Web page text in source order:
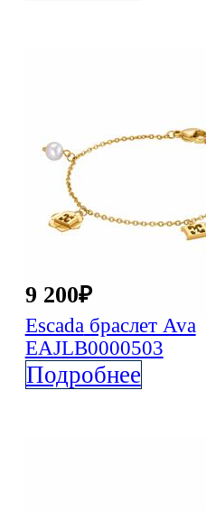
9 200₽
Escada браслет Ava
EAJLB0000503
Подробнее